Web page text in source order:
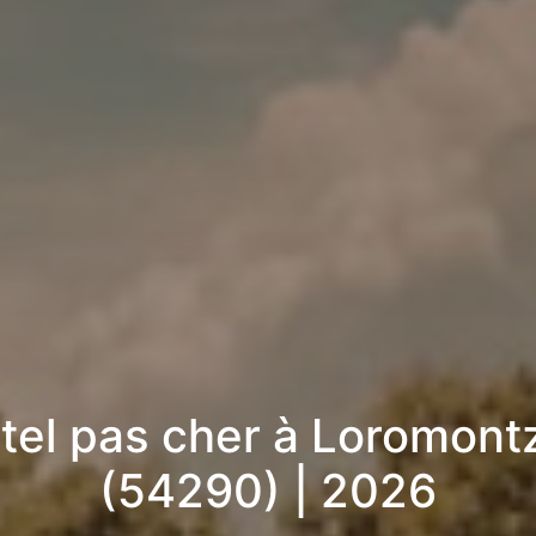
pas cher à
(54290) | 2026